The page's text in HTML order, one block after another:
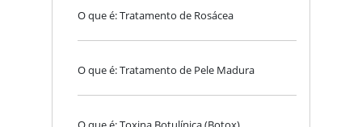
O que é: Tratamento de Rosácea
O que é: Tratamento de Pele Madura